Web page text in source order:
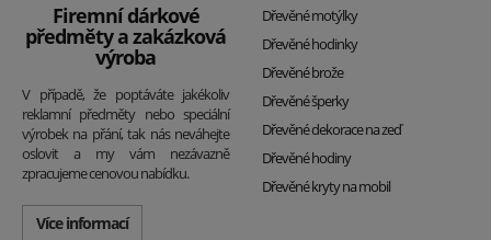
Firemní dárkové
předměty a zakázková
výroba
V případě, že poptáváte jakékoliv
reklamní předměty nebo speciální
výrobek na přání, tak nás neváhejte
oslovit a my vám nezávazně
zpracujeme cenovou nabídku.
Více informací
Dřevěné motýlky
Dřevěné hodinky
Dřevěné brože
Dřevěné šperky
Dřevěné dekorace na zeď
Dřevěné hodiny
Dřevěné kryty na mobil